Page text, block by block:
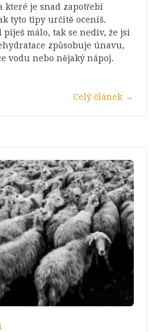
které je snad zapotřebí
tyto tipy určitě oceníš.
piješ málo, tak se nediv, že jsi
způsobuje únavu,
vodu nebo nějaký nápoj.
Celý článek →